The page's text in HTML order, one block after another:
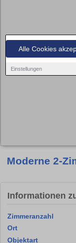
Alle Cookies
Einstellungen
Moderne 2-
Informationen
Zimmeranzahl
Ort
Objektart